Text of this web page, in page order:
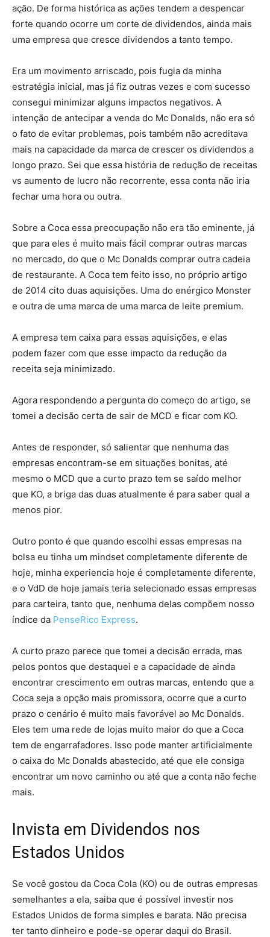
ação. De forma histórica as ações tendem a despencar
forte quando ocorre um corte de dividendos, ainda mais
uma empresa que cresce dividendos a tanto tempo.
Era um movimento arriscado, pois fugia da minha
estratégia inicial, mas já fiz outras vezes e com sucesso
consegui minimizar alguns impactos negativos. A
intenção de antecipar a venda do Mc Donalds, não era só
o fato de evitar problemas, pois também não acreditava
mais na capacidade da marca de crescer os dividendos a
longo prazo. Sei que essa história de redução de receitas
vs aumento de lucro não recorrente, essa conta não iria
fechar uma hora ou outra.
Sobre a Coca essa preocupação não era tão eminente, já
que para eles é muito mais fácil comprar outras marcas
no mercado, do que o Mc Donalds comprar outra cadeia
de restaurante. A Coca tem feito isso, no próprio artigo
de 2014 cito duas aquisições. Uma do enérgico Monster
e outra de uma marca de uma marca de leite premium.
A empresa tem caixa para essas aquisições, e elas
podem fazer com que esse impacto da redução da
receita seja minimizado.
Agora respondendo a pergunta do começo do artigo, se
tomei a decisão certa de sair de MCD e ficar com KO.
Antes de responder, só salientar que nenhuma das
empresas encontram-se em situações bonitas, até
mesmo o MCD que a curto prazo tem se saído melhor
que KO, a briga das duas atualmente é para saber qual a
menos pior.
Outro ponto é que quando escolhi essas empresas na
bolsa eu tinha um mindset completamente diferente de
hoje, minha experiencia hoje é completamente diferente,
e o VdD de hoje jamais teria selecionado essas empresas
para carteira, tanto que, nenhuma delas compõem nosso
índice da PenseRico Express.
A curto prazo parece que tomei a decisão errada, mas
pelos pontos que destaquei e a capacidade de ainda
encontrar crescimento em outras marcas, entendo que a
Coca seja a opção mais promissora, ocorre que a curto
prazo o cenário é muito mais favorável ao Mc Donalds.
Eles tem uma rede de lojas muito maior do que a Coca
tem de engarrafadores. Isso pode manter artificialmente
o caixa do Mc Donalds abastecido, até que ele consiga
encontrar um novo caminho ou até que a conta não feche
mais.
Invista em Dividendos nos
Estados Unidos
Se você gostou da Coca Cola (KO) ou de outras empresas
semelhantes a ela, saiba que é possível investir nos
Estados Unidos de forma simples e barata. Não precisa
ter tanto dinheiro e pode-se operar daqui do Brasil.